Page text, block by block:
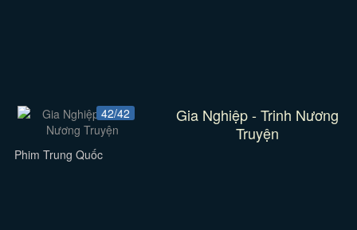
42/42
Gia Nghiệp - Trinh Nương
Truyện
Phim Trung Quốc